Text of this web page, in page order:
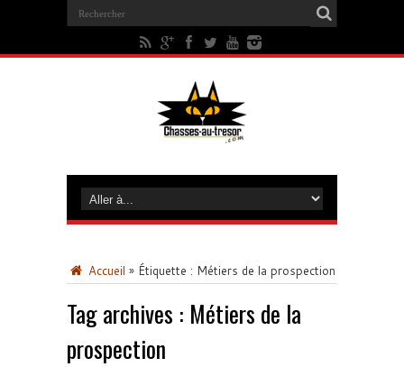
Accueil » Étiquette : Métiers de la prospection
Tag archives : Métiers de la
prospection